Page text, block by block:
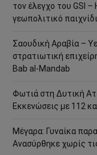
τον έλεγχο του GSI –
γεωπολιτικό παιχνίδι
Σαουδική Αραβία –
στρατιωτική
Bab al-Mandab
Φωτιά στη Δυτική
Εκκενώσεις με 112
Μέγαρα: Γυναίκα
Ανασύρθηκε χωρίς